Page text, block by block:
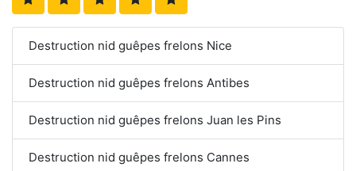
Destruction nid guêpes frelons Nice
Destruction nid guêpes frelons Antibes
Destruction nid guêpes frelons Juan les Pins
Destruction nid guêpes frelons Cannes